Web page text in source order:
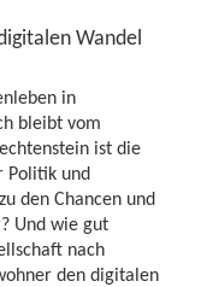
Wandel
in
bleibt vom
ist die
Politik und
den Chancen und
Und wie gut
nach
den digitalen